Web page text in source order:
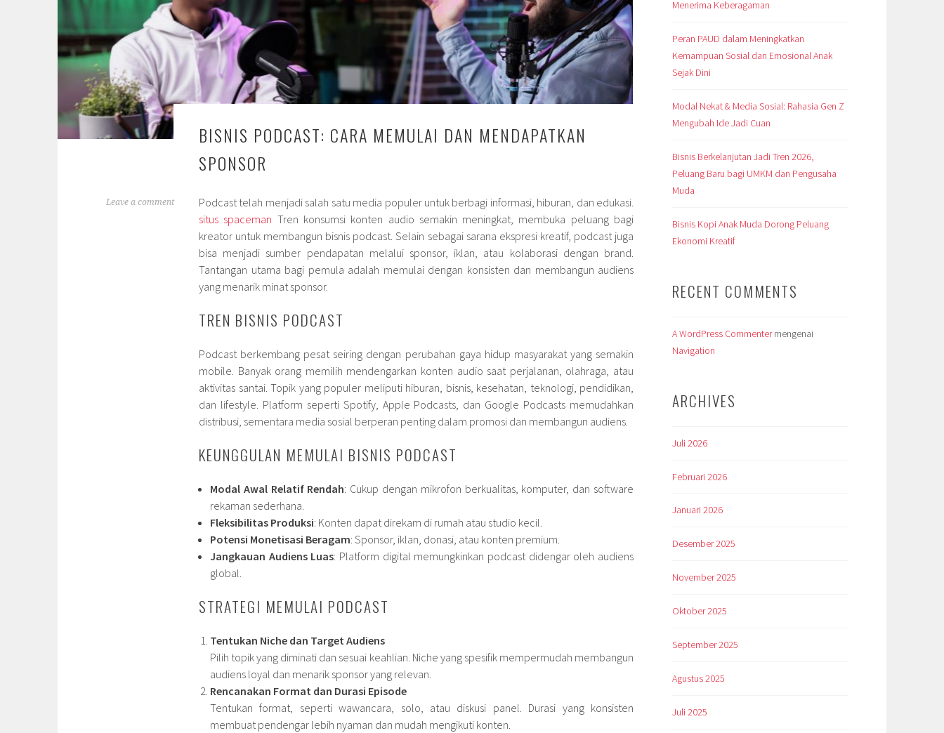
BISNIS PODCAST: CARA MEMULAI DAN MENDAPATKAN
SPONSOR
Leave a comment
Podcast telah menjadi salah satu media populer untuk berbagi informasi, hiburan, dan edukasi.
situs spaceman Tren konsumsi konten audio semakin meningkat, membuka peluang bagi
kreator untuk membangun bisnis podcast. Selain sebagai sarana ekspresi kreatif, podcast juga
bisa menjadi sumber pendapatan melalui sponsor, iklan, atau kolaborasi dengan brand.
Tantangan utama bagi pemula adalah memulai dengan konsisten dan membangun audiens
yang menarik minat sponsor.
TREN BISNIS PODCAST
Podcast berkembang pesat seiring dengan perubahan gaya hidup masyarakat yang semakin
mobile. Banyak orang memilih mendengarkan konten audio saat perjalanan, olahraga, atau
aktivitas santai. Topik yang populer meliputi hiburan, bisnis, kesehatan, teknologi, pendidikan,
dan lifestyle. Platform seperti Spotify, Apple Podcasts, dan Google Podcasts memudahkan
distribusi, sementara media sosial berperan penting dalam promosi dan membangun audiens.
KEUNGGULAN MEMULAI BISNIS PODCAST
Modal Awal Relatif Rendah: Cukup dengan mikrofon berkualitas, komputer, dan software
rekaman sederhana.
Fleksibilitas Produksi: Konten dapat direkam di rumah atau studio kecil.
Potensi Monetisasi Beragam: Sponsor, iklan, donasi, atau konten premium.
Jangkauan Audiens Luas: Platform digital memungkinkan podcast didengar oleh audiens
global.
STRATEGI MEMULAI PODCAST
Tentukan Niche dan Target Audiens
Pilih topik yang diminati dan sesuai keahlian. Niche yang spesifik mempermudah membangun
audiens loyal dan menarik sponsor yang relevan.
Rencanakan Format dan Durasi Episode
Tentukan format, seperti wawancara, solo, atau diskusi panel. Durasi yang konsisten
membuat pendengar lebih nyaman dan mudah mengikuti konten.
Menerima Keberagaman
Peran PAUD dalam Meningkatkan
Kemampuan Sosial dan Emosional Anak
Sejak Dini
Modal Nekat & Media Sosial: Rahasia Gen Z
Mengubah Ide Jadi Cuan
Bisnis Berkelanjutan Jadi Tren 2026,
Peluang Baru bagi UMKM dan Pengusaha
Muda
Bisnis Kopi Anak Muda Dorong Peluang
Ekonomi Kreatif
RECENT COMMENTS
A WordPress Commentermengenai
Navigation
ARCHIVES
Juli 2026
Februari 2026
Januari 2026
Desember 2025
November 2025
Oktober 2025
September 2025
Agustus 2025
Juli 2025